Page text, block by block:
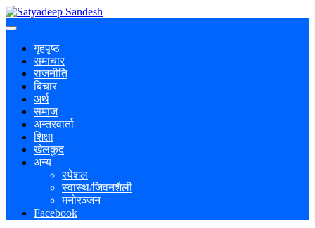
गृहपृष्ठ
समाचार
राजनीति
बिचार
अर्थ
समाज
अन्तरवार्ता
शिक्षा
खेलकुद
अन्य
स्पेशल
स्वास्थ/जिवनशैली
मनोरञ्जन
Facebook